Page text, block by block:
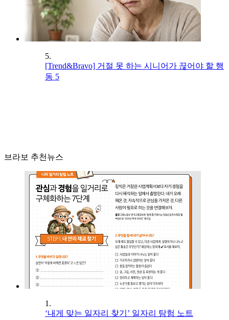
5.
[Trend&Bravo] 거절 못 하는 시니어가 끊어야 할 행
동 5
브라보 추천뉴스
1.
‘내게 맞는 일자리 찾기’ 일자리 탐험 노트